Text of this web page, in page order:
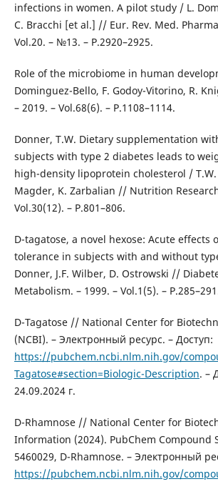
infections in women. A pilot study / L.
C. Bracchi [et al.] // Eur. Rev. Med.
Vol.20. – №13. – P.2920–2925.
Role of the microbiome in human
Dominguez-Bello, F. Godoy-Vitorino, R.
– 2019. – Vol.68(6). – Р.1108–1114.
Donner, T.W. Dietary supplementation
subjects with type 2 diabetes leads to
high-density lipoprotein cholesterol / T.W.
Magder, K. Zarbalian // Nutrition
Vol.30(12). – Р.801–806.
D-tagatose, a novel hexose: Acute effects
tolerance in subjects with and without
Donner, J.F. Wilber, D. Ostrowski //
Metabolism. – 1999. – Vol.1(5). –
D-Tagatose // National Center for
(NCBI). – Электронный ресурс. – Доступ:
https://pubchem.ncbi.nlm.nih.gov/
Tagatose#section=Biologic-Description. –
24.09.2024 г.
D-Rhamnose // National Center for
Information (2024). PubChem Compound
5460029, D-Rhamnose. – Электронный
https://pubchem.ncbi.nlm.nih.gov/